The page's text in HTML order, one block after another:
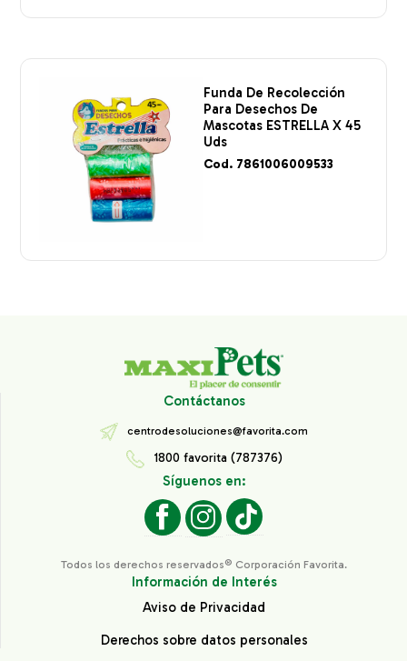
Funda De Recolección
Para Desechos De
Mascotas ESTRELLA X 45
Uds
Cod. 7861006009533
Contáctanos
centrodesoluciones@favorita.com
1800 favorita (787376)
Síguenos en:
Todos los derechos reservados® Corporación Favorita.
Información de Interés
Aviso de Privacidad
Derechos sobre datos personales